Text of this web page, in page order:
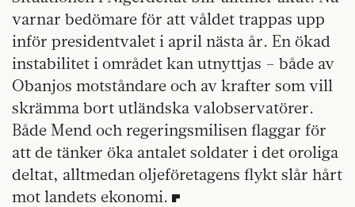
varnar bedömare för att våldet trappas upp
inför presidentvalet i april nästa år. En ökad
instabilitet i området kan utnyttjas – både av
Obanjos motståndare och av krafter som vill
skrämma bort utländska valobservatörer.
Både Mend och regeringsmilisen flaggar för
att de tänker öka antalet soldater i det oroliga
deltat, alltmedan oljeföretagens flykt slår hårt
mot landets ekonomi.